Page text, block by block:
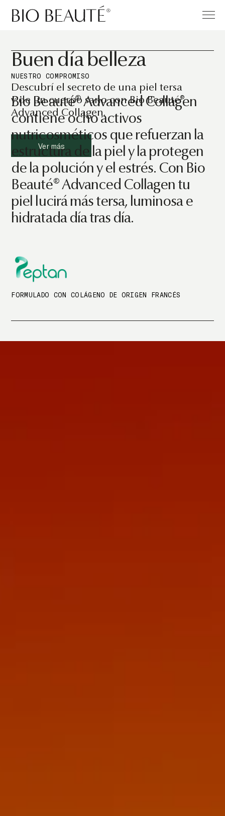
Buen día belleza
Descubrí el secreto de una piel tersa
y de un cuerpo sano con Bio Beauté®
Advanced Collagen.
Ver más
NUESTRO COMPROMISO
Bio Beauté® Advanced Collagen
contiene ocho activos
nutricosméticos que refuerzan la
estructura de la piel y la protegen
de la polución y el estrés. Con Bio
Beauté® Advanced Collagen tu
piel lucirá más tersa, luminosa e
hidratada día tras día.
FORMULADO CON COLÁGENO DE ORIGEN FRANCÉS